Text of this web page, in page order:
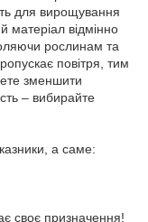
для вирощування
матеріал відмінно
рослинам та
повітря, тим
зменшити
– вибирайте
а саме:
своє призначення!